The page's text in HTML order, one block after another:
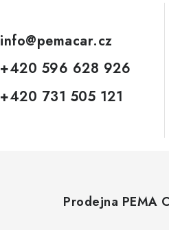
info@pemacar.cz
+420 596 628 926
+420 731 505 121
Prodejna PEMA